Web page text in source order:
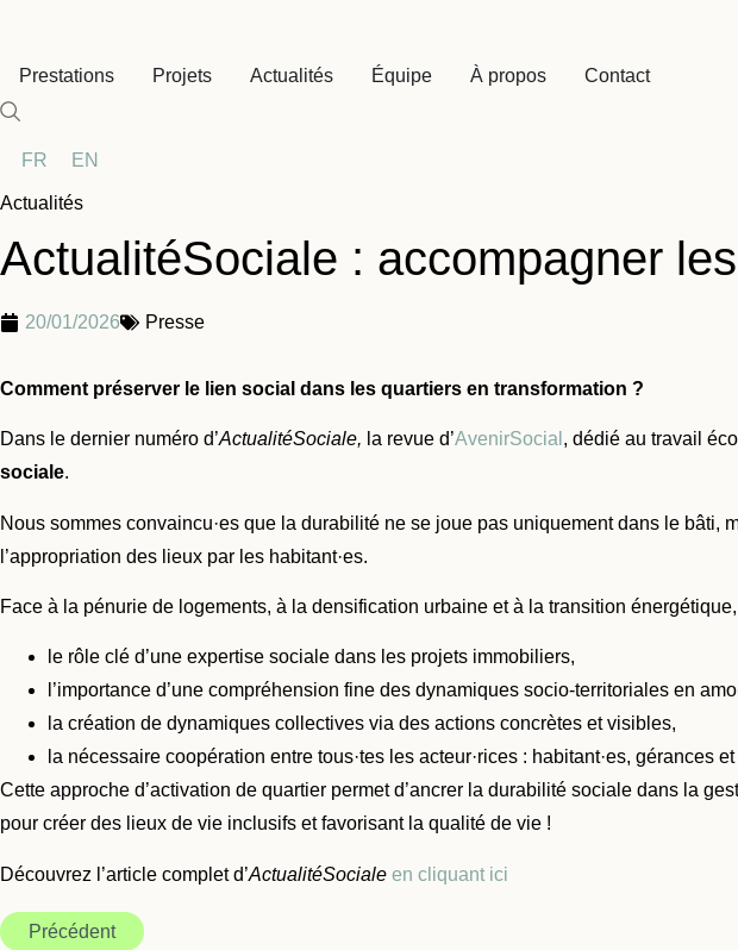
contenu
Prestations Projets Actualités Équipe À propos Contact
FR EN
Actualités
ActualitéSociale : accompagner
20/01/2026 Presse
Comment préserver le lien social dans les quartiers en transformation ?
Dans le dernier numéro d’ActualitéSociale, la revue d’AvenirSocial , dédié au travail
sociale.
Nous sommes convaincu·es que la durabilité ne se joue pas uniquement dans le
l’appropriation des lieux par les habitant·es.
Face à la pénurie de logements, à la densification urbaine et à la transition
le rôle clé d’une expertise sociale dans les projets immobiliers,
l’importance d’une compréhension fine des dynamiques socio-territoriales en
la création de dynamiques collectives via des actions concrètes et visibles,
la nécessaire coopération entre tous·tes les acteur·rices : habitant·es, gérances
Cette approche d’activation de quartier permet d’ancrer la durabilité sociale dans la
pour créer des lieux de vie inclusifs et favorisant la qualité de vie !
Découvrez l ’article complet d’ActualitéSociale en cliquant ici
Précédent